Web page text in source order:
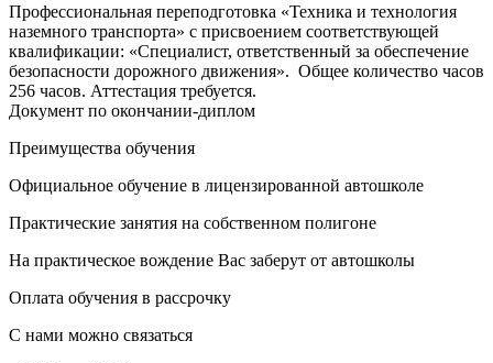
Профессиональная переподготовка «Техника и технология
наземного транспорта» с присвоением соответствующей
квалификации: «Специалист, ответственный за обеспечение
безопасности дорожного движения». Общее количество часов
256 часов. Аттестация требуется.
Документ по окончании-диплом
Преимущества обучения
Официальное обучение в лицензированной автошколе
Практические занятия на собственном полигоне
На практическое вождение Вас заберут от автошколы
Оплата обучения в рассрочку
С нами можно связаться